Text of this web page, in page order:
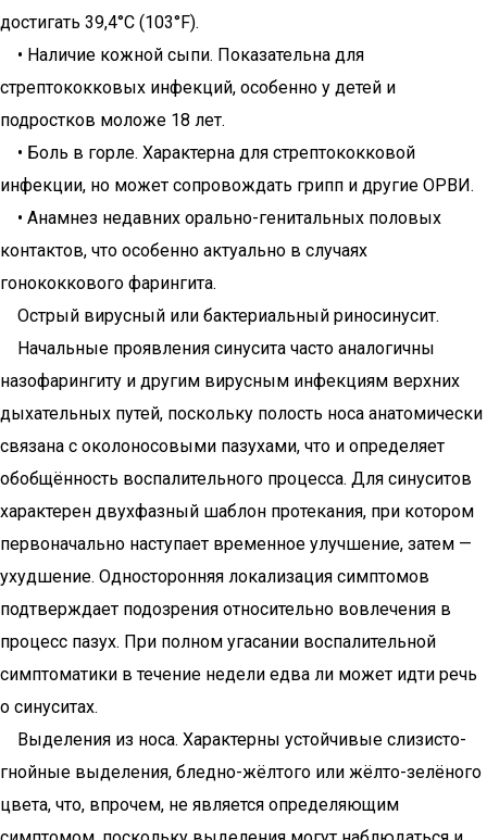
достигать 39,4°C (103°F).
• Наличие кожной сыпи. Показательна для
стрептококковых инфекций, особенно у детей и
подростков моложе 18 лет.
• Боль в горле. Характерна для стрептококковой
инфекции, но может сопровождать грипп и другие ОРВИ.
• Анамнез недавних орально-генитальных половых
контактов, что особенно актуально в случаях
гонококкового фарингита.
Острый вирусный или бактериальный риносинусит.
Начальные проявления синусита часто аналогичны
назофарингиту и другим вирусным инфекциям верхних
дыхательных путей, поскольку полость носа анатомически
связана с околоносовыми пазухами, что и определяет
обобщённость воспалительного процесса. Для синуситов
характерен двухфазный шаблон протекания, при котором
первоначально наступает временное улучшение, затем —
ухудшение. Односторонняя локализация симптомов
подтверждает подозрения относительно вовлечения в
процесс пазух. При полном угасании воспалительной
симптоматики в течение недели едва ли может идти речь
о синуситах.
Выделения из носа. Характерны устойчивые слизисто-
гнойные выделения, бледно-жёлтого или жёлто-зелёного
цвета, что, впрочем, не является определяющим